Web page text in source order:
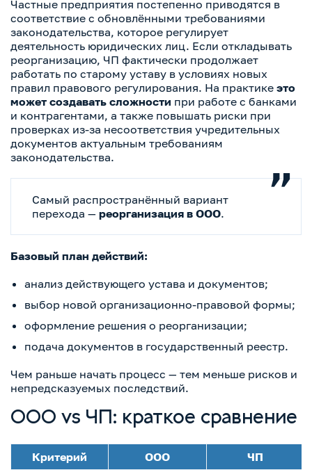
Частные предприятия постепенно приводятся в
соответствие с обновлёнными требованиями
законодательства, которое регулирует
деятельность юридических лиц. Если откладывать
реорганизацию, ЧП фактически продолжает
работать по старому уставу в условиях новых
правил правового регулирования. На практике это
может создавать сложности при работе с банками
и контрагентами, а также повышать риски при
проверках из-за несоответствия учредительных
документов актуальным требованиям
законодательства.
Самый распространённый вариант
перехода — реорганизация в ООО.
Базовый план действий:
анализ действующего устава и документов;
выбор новой организационно-правовой формы;
оформление решения о реорганизации;
подача документов в государственный реестр.
Чем раньше начать процесс — тем меньше рисков и
непредсказуемых последствий.
ООО vs ЧП: краткое сравнение
Критерий ООО
ЧП